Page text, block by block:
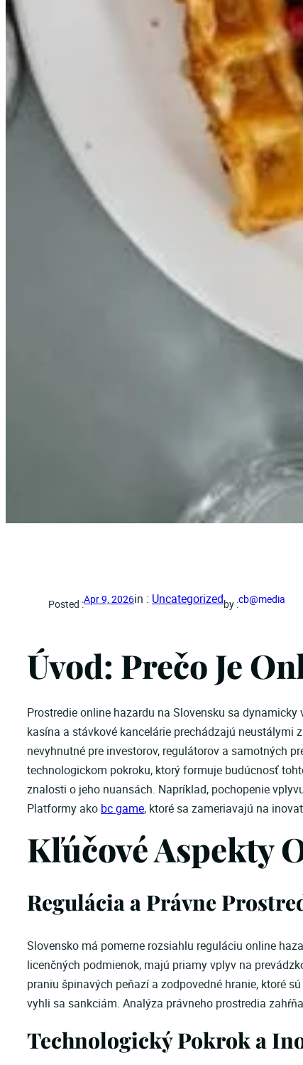
Posted :Apr 9, 2026in : Uncategorizedby :cb@media
Úvod: Prečo Je
Prostredie online hazardu na Slovensku sa
kasína a stávkové kancelárie prechádzajú neustálymi
nevyhnutné pre investorov, regulátorov a samotných
technologickom pokroku, ktorý formuje budúcnosť
znalosti o jeho nuansách. Napríklad, pochopenie
Platformy ako bc game, ktoré sa zameriavajú na
Kľúčové Aspekty
Regulácia a Právne
Slovensko má pomerne rozsiahlu reguláciu online
licenčných podmienok, majú priamy vplyv na
praniu špinavých peňazí a zodpovedné hranie, ktoré
vyhli sa sankciám. Analýza právneho prostredia
Technologický Pokrok a